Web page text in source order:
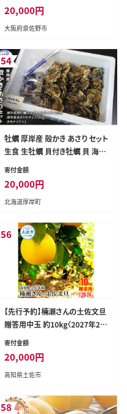
調理 全2回】 G4266
20,000円
大阪府泉佐野市
54
牡蠣 厚岸産 殻かき あさり セット
生食 生牡蠣 貝付き牡蠣 貝 海鮮
魚介類 殻付き牡蠣 食べ比べ
寄付金額
20,000円
北海道厚岸町
56
【先行予約】楠瀬さんの土佐文旦
贈答用中玉 約10kg〈2027年2月
15日～2027年4月5日発送〉期
間限定 高知 土佐 文旦 ぶんたん
ブンタン 柑橘 みかん 果物 10キ
ロ 2Lサイズ 20～25玉 フルーツ
寄付金額
20,000円
高知県土佐市
58